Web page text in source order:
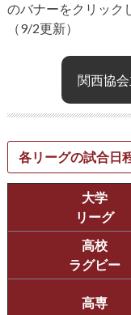
のバナーをクリック
（9/2更新）
関西協
各リーグの試合日
大学
リーグ
高校
ラグビー
高専